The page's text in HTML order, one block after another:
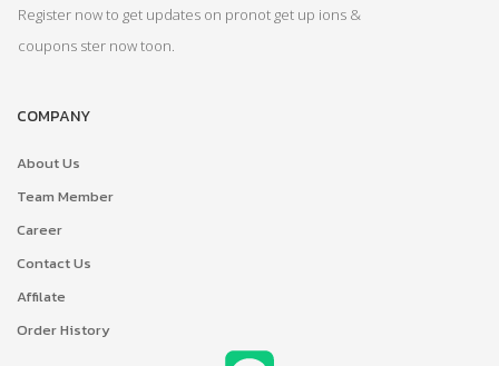
Register now to get updates on pronot get up ions &
coupons ster now toon.
COMPANY
About Us
Team Member
Career
Contact Us
Affilate
Order History